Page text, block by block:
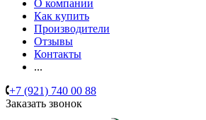
О компании
Как купить
Производители
Отзывы
Контакты
...
+7 (921) 740 00 88
Заказать звонок